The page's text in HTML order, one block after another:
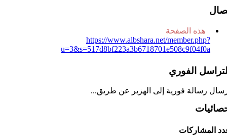
هذه الصفحة
https://www.albshara.net/member.php?
u=3&s=517d8bf223a3b6718701e508c9f04f0a
الفوري
رسالة فورية إلى الهزبر عن طريق...
المشاركات